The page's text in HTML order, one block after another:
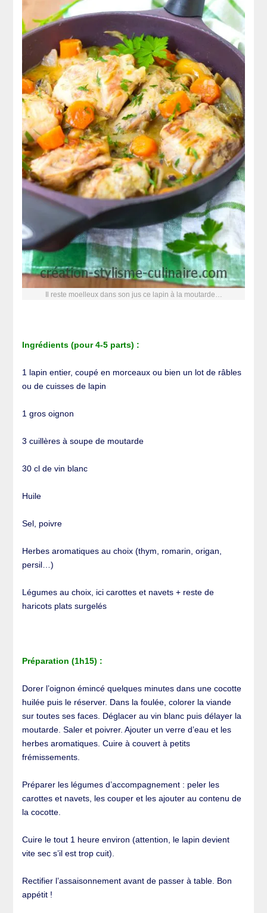
Il reste moelleux dans son jus ce lapin à la moutarde…
Ingrédients (pour 4-5 parts) :
1 lapin entier, coupé en morceaux ou bien un lot de râbles
ou de cuisses de lapin
1 gros oignon
3 cuillères à soupe de moutarde
30 cl de vin blanc
Huile
Sel, poivre
Herbes aromatiques au choix (thym, romarin, origan,
persil…)
Légumes au choix, ici carottes et navets + reste de
haricots plats surgelés
Préparation (1h15) :
Dorer l’oignon émincé quelques minutes dans une cocotte
huilée puis le réserver. Dans la foulée, colorer la viande
sur toutes ses faces. Déglacer au vin blanc puis délayer la
moutarde. Saler et poivrer. Ajouter un verre d’eau et les
herbes aromatiques. Cuire à couvert à petits
frémissements.
Préparer les légumes d’accompagnement : peler les
carottes et navets, les couper et les ajouter au contenu de
la cocotte.
Cuire le tout 1 heure environ (attention, le lapin devient
vite sec s’il est trop cuit).
Rectifier l’assaisonnement avant de passer à table. Bon
appétit !